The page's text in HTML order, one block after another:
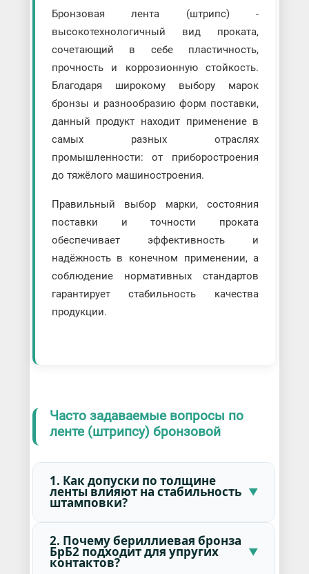
Бронзовая лента (штрипс) -
высокотехнологичный вид проката,
сочетающий в себе пластичность,
прочность и коррозионную стойкость.
Благодаря широкому выбору марок
бронзы и разнообразию форм поставки,
данный продукт находит применение в
самых разных отраслях
промышленности: от приборостроения
до тяжёлого машиностроения.
Правильный выбор марки, состояния
поставки и точности проката
обеспечивает эффективность и
надёжность в конечном применении, а
соблюдение нормативных стандартов
гарантирует стабильность качества
продукции.
Часто задаваемые вопросы по
ленте (штрипсу) бронзовой
1. Как допуски по толщине
ленты влияют на стабильность
штамповки?
2. Почему бериллиевая бронза
БрБ2 подходит для упругих
контактов?